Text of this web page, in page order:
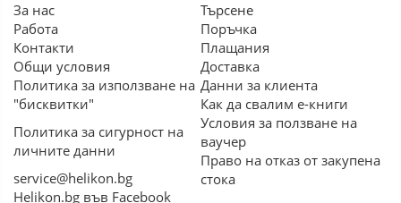
За нас
Работа
Контакти
Общи условия
Политика за използване на
"бисквитки"
Политика за сигурност на
личните данни
service@helikon.bg
Helikon.bg във Facebook
Търсене
Поръчка
Плащания
Доставка
Данни за клиента
Как да свалим е-книги
Условия за ползване на
ваучер
Право на отказ от закупена
стока